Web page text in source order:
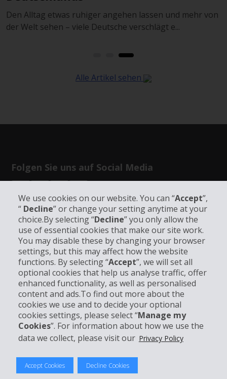
We use cookies on our website. You can “Accept”,
“ Decline” or change your setting anytime at your
choice.By selecting “Decline” you only allow the
use of essential cookies that make our site work.
You may disable these by changing your browser
settings, but this may affect how the website
functions. By selecting “Accept”, we will set all
optional cookies that help us analyse traffic, offer
enhanced functionality, as well as personalised
content and ads.To find out more about the
cookies we use and to decide your optional
cookies settings, please select “Manage my
Cookies”. For information about how we use the
data we collect, please visit our Privacy Policy
Accept Cookies Decline Cookies
Den Alltag etwas ruhiger angehen lassen und mehr von
der Welt sehen – viele Deutsche verschlägt e...
Alle Artikel sehen
Folgen Sie uns auf Social Media
Unternehmensinformation
Partner
Kundenservice
Mieten bei Hertz
© 2026 The Hertz System, Inc.